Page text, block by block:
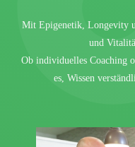
Mit Epigenetik, Longevity
und
Ob individuelles Coaching
es, Wissen